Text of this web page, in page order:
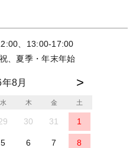
、13:00-17:00
、夏季・年末年始
8月
水 木 金 土
30 31 1
5 6 7 8